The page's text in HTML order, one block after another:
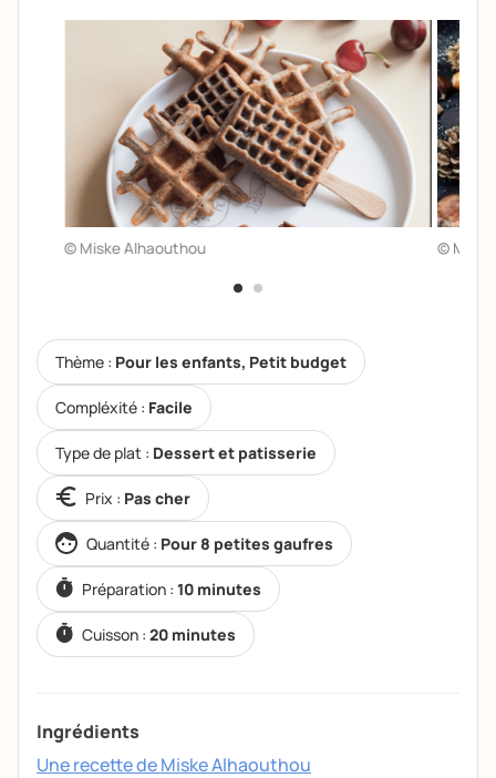
© Miske Alhaouthou ©
Thème : Pour les enfants, Petit budget
Compléxité : Facile
Type de plat : Dessert et patisserie
Prix : Pas cher
Quantité : Pour 8 petites gaufres
Préparation :10 minutes
Cuisson :20 minutes
Ingrédients
Une recette de MiskeAlhaouthou